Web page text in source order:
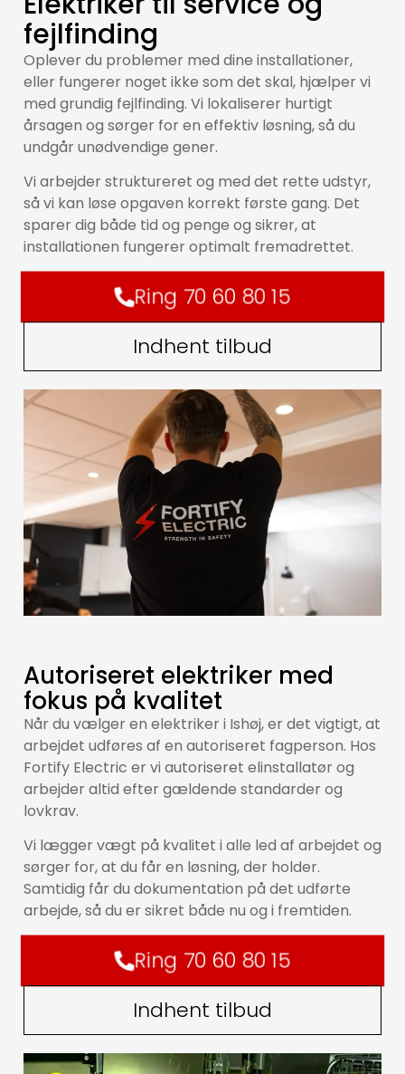
fejlfinding
Oplever du problemer med dine installationer,
eller fungerer noget ikke som det skal, hjælper vi
med grundig fejlfinding. Vi lokaliserer hurtigt
årsagen og sørger for en effektiv løsning, så du
undgår unødvendige gener.
Vi arbejder struktureret og med det rette udstyr,
så vi kan løse opgaven korrekt første gang. Det
sparer dig både tid og penge og sikrer, at
installationen fungerer optimalt fremadrettet.
Ring 70 60 80 15
Indhent tilbud
Autoriseret elektriker med
fokus på kvalitet
Når du vælger en elektriker i Ishøj, er det vigtigt, at
arbejdet udføres af en autoriseret fagperson. Hos
Fortify Electric er vi autoriseret elinstallatør og
arbejder altid efter gældende standarder og
lovkrav.
Vi lægger vægt på kvalitet i alle led af arbejdet og
sørger for, at du får en løsning, der holder.
Samtidig får du dokumentation på det udførte
arbejde, så du er sikret både nu og i fremtiden.
Ring 70 60 80 15
Indhent tilbud